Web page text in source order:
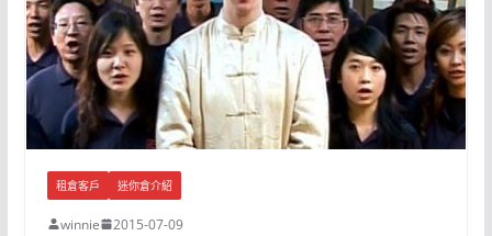
租倉客戶 迷你倉介紹
winnie
2015-07-09